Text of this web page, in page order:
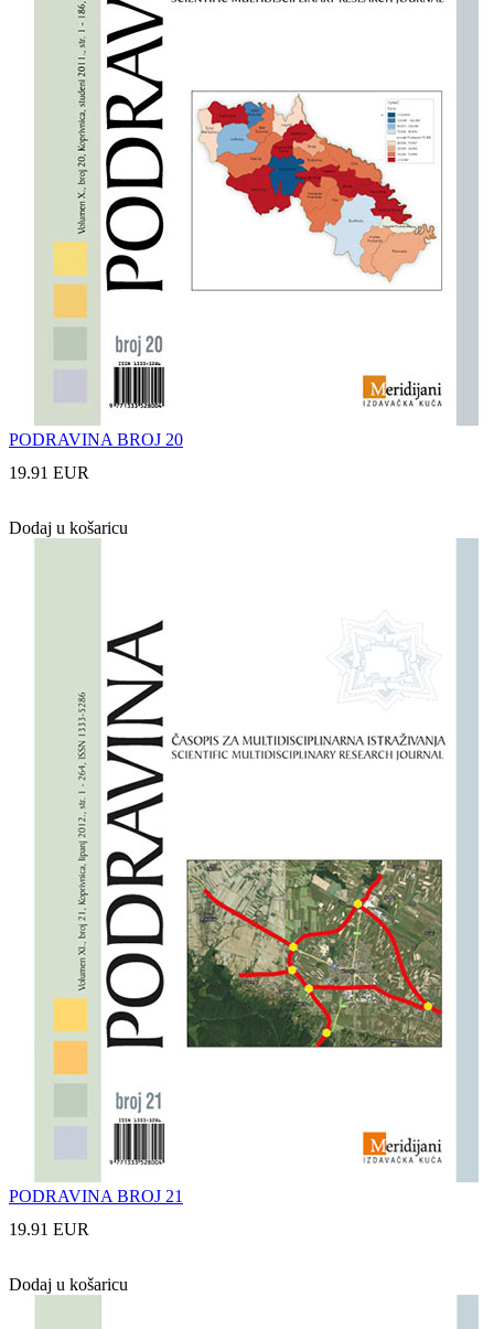
PODRAVINA BROJ 20
19.91 EUR
Dodaj u košaricu
PODRAVINA BROJ 21
19.91 EUR
Dodaj u košaricu